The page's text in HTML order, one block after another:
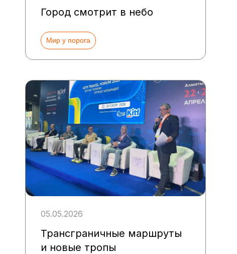
Город смотрит в небо
Мир у порога
05.05.2026
Трансграничные маршруты
и новые тропы